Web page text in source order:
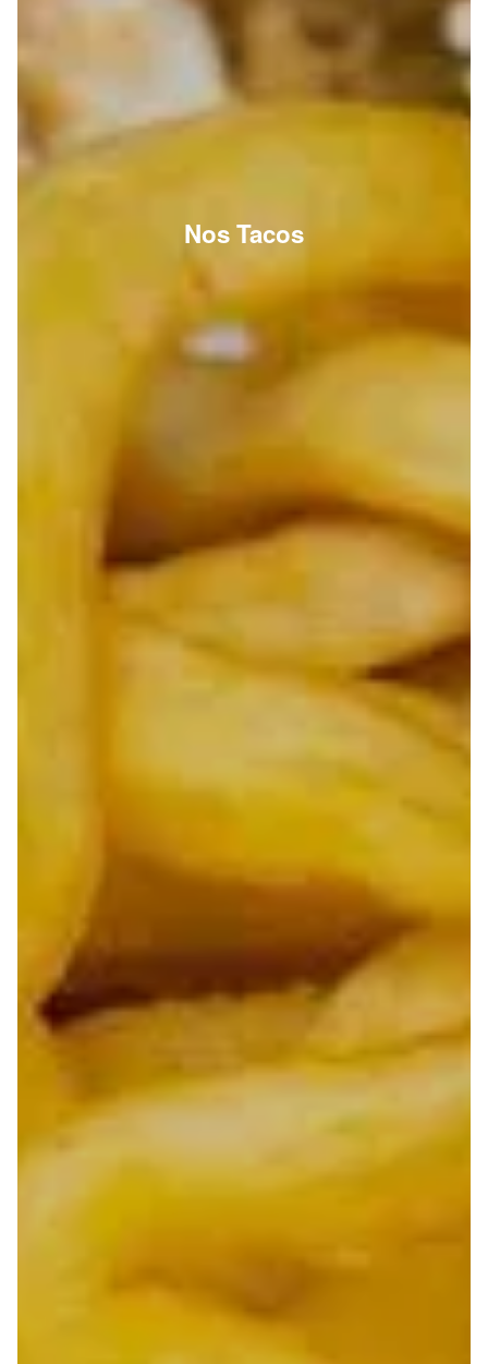
Nos Tacos